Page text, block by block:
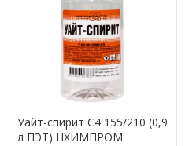
Уайт-спирит С4 155/210 (0,9
л ПЭТ) НХИМПРОМ